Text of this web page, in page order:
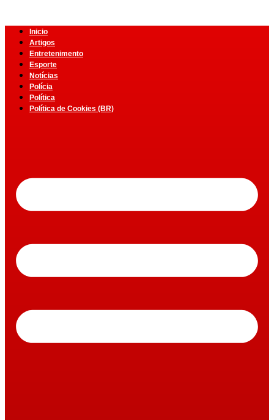
Inicio
Artigos
Entretenimento
Esporte
Notícias
Polícia
Política
Política de Cookies (BR)